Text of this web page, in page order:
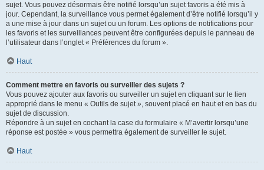
sujet. Vous pouvez désormais être notifié lorsqu’un sujet favoris a été mis à
jour. Cependant, la surveillance vous permet également d’être notifié lorsqu’il y
a une mise à jour dans un sujet ou un forum. Les options de notifications pour
les favoris et les surveillances peuvent être configurées depuis le panneau de
l’utilisateur dans l’onglet « Préférences du forum ».
Haut
Comment mettre en favoris ou surveiller des sujets ?
Vous pouvez ajouter aux favoris ou surveiller un sujet en cliquant sur le lien
approprié dans le menu « Outils de sujet », souvent placé en haut et en bas du
sujet de discussion.
Répondre à un sujet en cochant la case du formulaire « M’avertir lorsqu’une
réponse est postée » vous permettra également de surveiller le sujet.
Haut